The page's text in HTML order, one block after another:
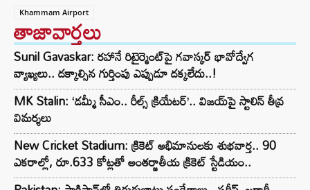
Khammam Airport
తాజావార్తలు
Sunil Gavaskar: రహానే రిటైర్మెంట్‌పై గవాస్కర్ భావోద్వేగ
వ్యాఖ్యలు.. దక్కాల్సిన గుర్తింపు ఎప్పుడూ దక్కలేదు..!
MK Stalin: ‘డమ్మీ సీఎం.. రీల్స్ క్రియేటర్’.. విజయ్‌పై స్టాలిన్ తీవ్ర
విమర్శలు
New Cricket Stadium: క్రికెట్ అభిమానులకు శుభవార్త.. 90
ఎకరాల్లో, రూ.633 కోట్లతో అంతర్జాతీయ క్రికెట్ స్టేడియం..